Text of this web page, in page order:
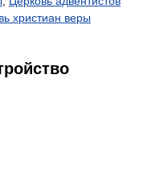
христиан веры